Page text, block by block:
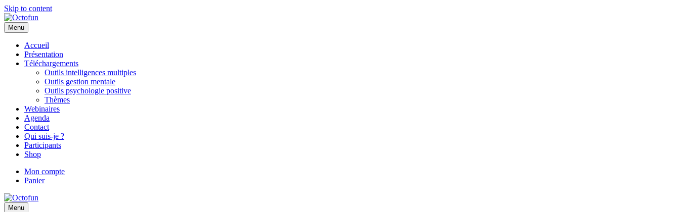
Skip to content
Menu
Accueil
Présentation
Téléchargements
Outils intelligences multiples
Outils gestion mentale
Outils psychologie positive
Thèmes
Webinaires
Agenda
Contact
Qui suis-je ?
Participants
Shop
Mon compte
Panier
Menu